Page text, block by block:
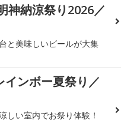
神納涼祭り2026／
と美味しいビールが大集
インボー夏祭り／
しい室内でお祭り体験！